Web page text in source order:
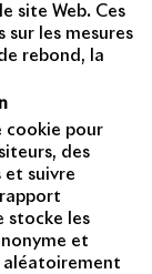
site Web. Ces
les mesures
rebond, la
cookie pour
des
et suivre
stocke les
et
aléatoirement